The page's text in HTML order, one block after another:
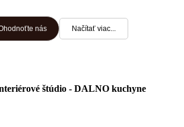
počas celej
šikovní, ochotní a
bez problémov
nás Načítať viac...
štúdio - DALNO kuchyne